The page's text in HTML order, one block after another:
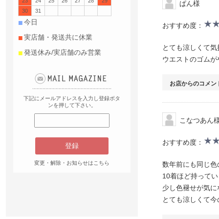
ぱん様
おすすめ度：
とても涼しくて
ウエストのゴム
お店からのコメン
こなつあん
おすすめ度：
数年前にも同じ
10着ほど持って
少し色褪せが気
とても涼しくて
30
31
■ 今日
■ 実店舗・発送共に休業
■ 発送休み/実店舗のみ営業
下記にメールアドレスを入力し登録ボタ
ンを押して下さい。
変更・解除・お知らせはこちら